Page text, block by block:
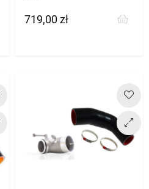
Cena
719,00 zł